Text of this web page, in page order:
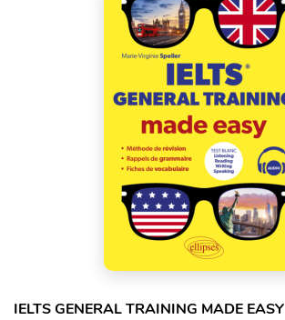
IELTS GENERAL TRAINING MADE EASY